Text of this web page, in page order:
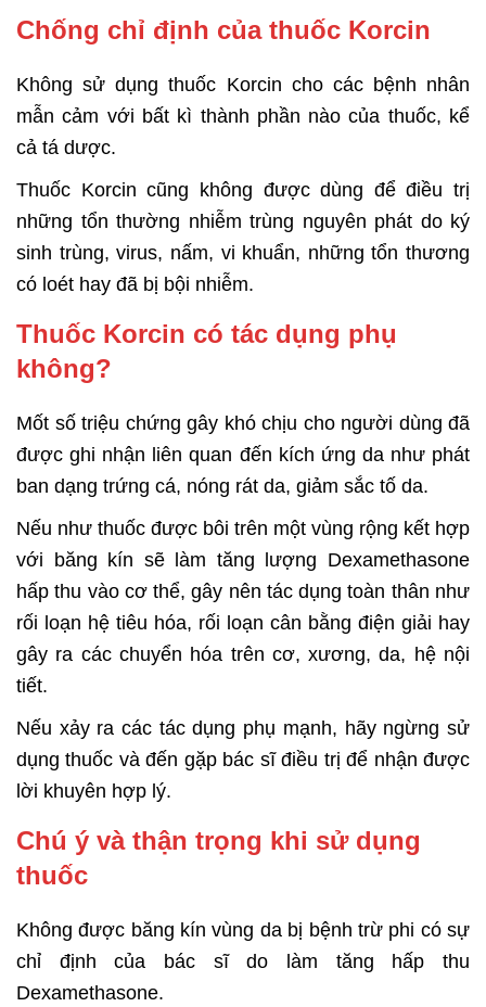
Chống chỉ định của thuốc Korcin
Không sử dụng thuốc Korcin cho các bệnh nhân
mẫn cảm với bất kì thành phần nào của thuốc, kể
cả tá dược.
Thuốc Korcin cũng không được dùng để điều trị
những tổn thường nhiễm trùng nguyên phát do ký
sinh trùng, virus, nấm, vi khuẩn, những tổn thương
có loét hay đã bị bội nhiễm.
Thuốc Korcin có tác dụng phụ
không?
Mốt số triệu chứng gây khó chịu cho người dùng đã
được ghi nhận liên quan đến kích ứng da như phát
ban dạng trứng cá, nóng rát da, giảm sắc tố da.
Nếu như thuốc được bôi trên một vùng rộng kết hợp
với băng kín sẽ làm tăng lượng Dexamethasone
hấp thu vào cơ thể, gây nên tác dụng toàn thân như
rối loạn hệ tiêu hóa, rối loạn cân bằng điện giải hay
gây ra các chuyển hóa trên cơ, xương, da, hệ nội
tiết.
Nếu xảy ra các tác dụng phụ mạnh, hãy ngừng sử
dụng thuốc và đến gặp bác sĩđiều trị để nhận được
lời khuyên hợp lý.
Chú ý và thận trọng khi sử dụng
thuốc
Không được băng kín vùng da bị bệnh trừ phi có sự
chỉ định của bác sĩ do làm tăng hấp thu
Dexamethasone.